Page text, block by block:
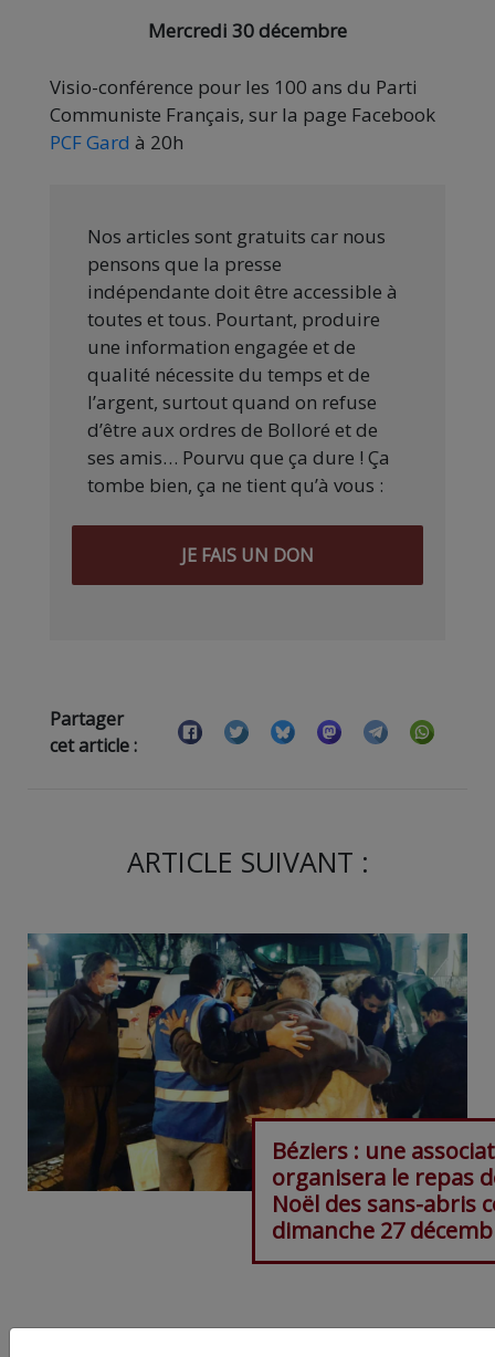
Mercredi 30 décembre
Visio-conférence pour les 100 ans du Parti
Communiste Français, sur la page Facebook
PCF Gard à 20h
Nos articles sont gratuits car nous
pensons que la presse
indépendante doit être accessible à
toutes et tous. Pourtant, produire
une information engagée et de
qualité nécessite du temps et de
l’argent, surtout quand on refuse
d’être aux ordres de Bolloré et de
ses amis… Pourvu que ça dure ! Ça
tombe bien, ça ne tient qu’à vous :
JE FAIS UN DON
Partager
cet article :
ARTICLE SUIVANT :
Béziers : une
organisera le repas
Noël des sans-abris
dimanche 27